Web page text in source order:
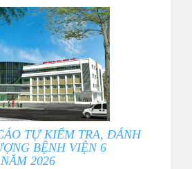
TỰ KIỂM TRA, ĐÁNH
BỆNH VIỆN 6
2026